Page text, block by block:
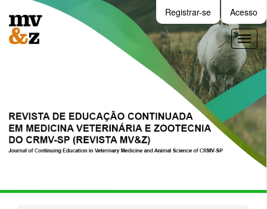
Navegação
Principal
Conteúdo
principal
Registrar-se Acesso